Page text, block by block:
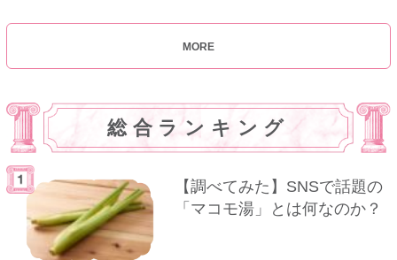
MORE
総合ランキング
【調べてみた】SNSで話題の
「マコモ湯」とは何なのか？